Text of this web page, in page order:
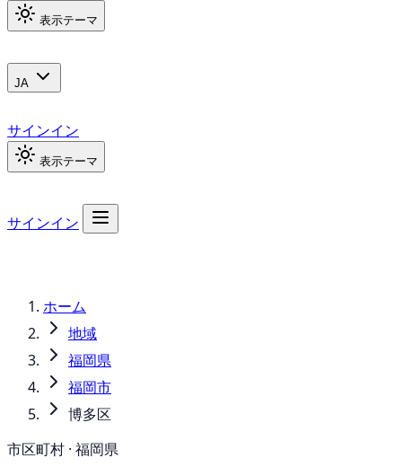
表示テーマ
JA
サインイン
表示テーマ
サインイン
ホーム
地域
福岡県
福岡市
博多区
市区町村 · 福岡県